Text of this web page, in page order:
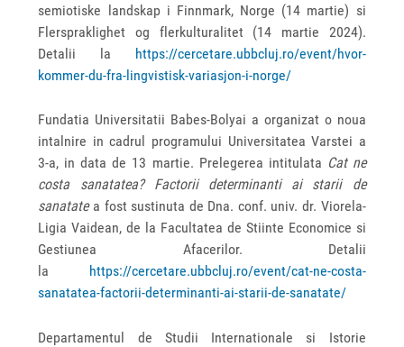
semiotiske landskap i Finnmark, Norge (14 martie) si
Flerspraklighet og flerkulturalitet (14 martie 2024).
Detalii la https://cercetare.ubbcluj.ro/event/hvor-
kommer-du-fra-lingvistisk-variasjon-i-norge/
Fundatia Universitatii Babes-Bolyai a organizat o noua
intalnire in cadrul programului Universitatea Varstei a
3-a, in data de 13 martie. Prelegerea intitulata Cat ne
costa sanatatea? Factorii determinanti ai starii de
sanatatea fost sustinuta de Dna. conf. univ. dr. Viorela-
Ligia Vaidean, de la Facultatea de Stiinte Economice si
Gestiunea Afacerilor. Detalii
la
https://cercetare.ubbcluj.ro/event/cat-ne-costa-
sanatatea-factorii-determinanti-ai-starii-de-sanatate/
Departamentul de Studii Internationale si Istorie